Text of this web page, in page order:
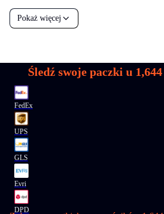
Pokaż więcej
Śledź swoje paczki u 1,644
FedEx
UPS
GLS
Evri
DPD